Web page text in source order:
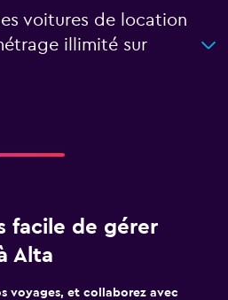
voitures de location
illimité sur
facile de gérer
Alta
voyages, et collaborez avec